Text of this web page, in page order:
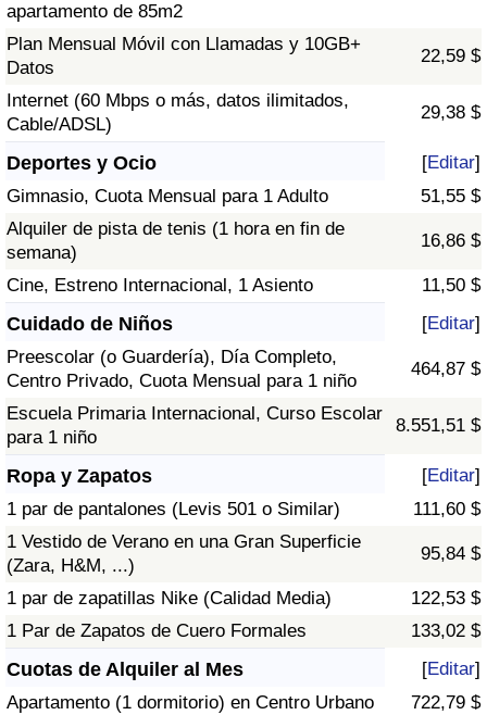
apartamento de 85m2
Plan Mensual Móvil con Llamadas y 10GB+
Datos
22,59 $
Internet (60 Mbps o más, datos ilimitados,
Cable/ADSL)
29,38 $
Deportes y Ocio [Editar]
Gimnasio, Cuota Mensual para 1 Adulto
51,55 $
Alquiler de pista de tenis (1 hora en fin de
semana)
16,86 $
Cine, Estreno Internacional, 1 Asiento 11,50 $
Cuidado de Niños [Editar]
Preescolar (o Guardería), Día Completo,
Centro Privado, Cuota Mensual para 1 niño
464,87 $
Escuela Primaria Internacional, Curso Escolar
para 1 niño
8.551,51 $
Ropa y Zapatos [Editar]
1 par de pantalones (Levis 501 o Similar)
111,60 $
1 Vestido de Verano en una Gran Superficie
(Zara, H&M, ...)
95,84 $
1 par de zapatillas Nike (Calidad Media)
122,53 $
1 Par de Zapatos de Cuero Formales
133,02 $
Cuotas de Alquiler al Mes [Editar]
Apartamento (1 dormitorio) en Centro Urbano
722,79 $